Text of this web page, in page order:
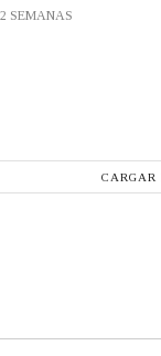
SEMANAS
CARGAR